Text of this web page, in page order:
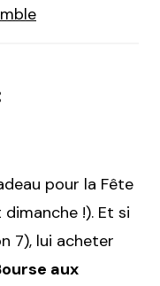
pour la Fête
!). Et si
7), lui acheter
aux